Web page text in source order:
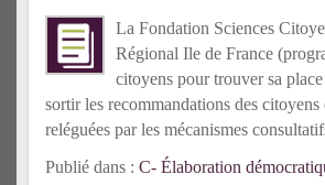
La Fondation Sciences
Régional Ile de France
citoyens pour trouver sa
sortir les recommandations des
reléguées par les mécanismes
Publié dans : C- Élaboration